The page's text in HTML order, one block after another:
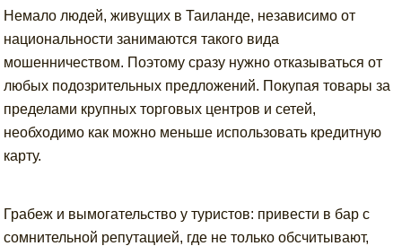
Немало людей, живущих в Таиланде, независимо от
национальности занимаются такого вида
мошенничеством. Поэтому сразу нужно отказываться от
любых подозрительных предложений. Покупая товары за
пределами крупных торговых центров и сетей,
необходимо как можно меньше использовать кредитную
карту.
Грабеж и вымогательство у туристов: привести в бар с
сомнительной репутацией, где не только обсчитывают,